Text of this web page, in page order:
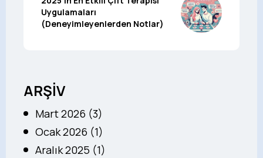
Uygulamaları
(Deneyimleyenlerden Notlar)
ARŞİV
Mart 2026 (3)
Ocak 2026 (1)
Aralık 2025 (1)